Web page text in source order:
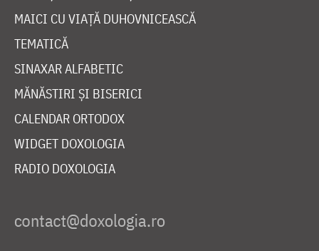
MAICI CU VIAȚĂ DUHOVNICEASCĂ
TEMATICĂ
SINAXAR ALFABETIC
MĂNĂSTIRI ȘI BISERICI
CALENDAR ORTODOX
WIDGET DOXOLOGIA
RADIO DOXOLOGIA